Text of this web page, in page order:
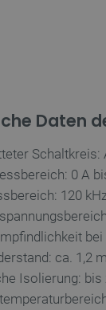
Daten
Schaltkreis:
0 A
120
bei
ca. 1,2
Isolierung: bis